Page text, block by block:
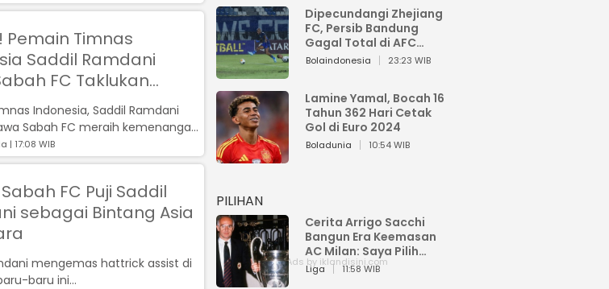
Pemain Timnas
Saddil Ramdani
FC Taklukan
FC dengan Skor
Indonesia, Saddil Ramdani
Sabah FC meraih kemenangan
FC....
| 17:08 WIB
FC Puji Saddil
sebagai Bintang Asia
mengemas hattrick assist di
baru ini...
Dipecundangi Zhejiang
FC, Persib Bandung
Gagal Total di AFC
Champions League Two
Bolaindonesia 23:23 WIB
Lamine Yamal, Bocah 16
Tahun 362 Hari Cetak
Gol di Euro 2024
Boladunia 10:54 WIB
PILIHAN
Cerita Arrigo Sacchi
Bangun Era Keemasan
AC Milan: Saya Pilih
Pemain dari Isi Otaknya
Liga 11:58 WIB